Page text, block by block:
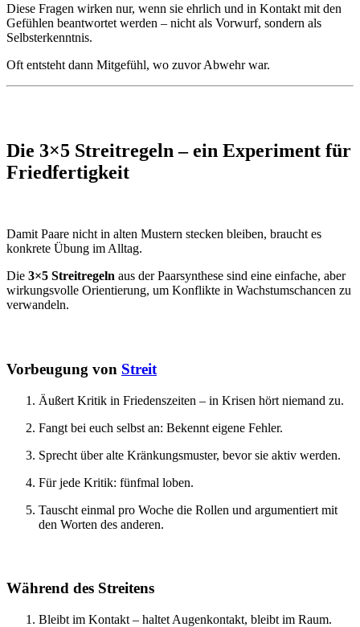
Diese Fragen wirken nur, wenn sie ehrlich und in Kontakt mit den
Gefühlen beantwortet werden – nicht als Vorwurf, sondern als
Selbsterkenntnis.
Oft entsteht dann Mitgefühl, wo zuvor Abwehr war.
Die 3×5 Streitregeln – ein Experiment für
Friedfertigkeit
Damit Paare nicht in alten Mustern stecken bleiben, braucht es
konkrete Übung im Alltag.
Die 3×5 Streitregeln aus der Paarsynthese sind eine einfache, aber
wirkungsvolle Orientierung, um Konflikte in Wachstumschancen zu
verwandeln.
Vorbeugung von Streit
Äußert Kritik in Friedenszeiten – in Krisen hört niemand zu.
Fangt bei euch selbst an: Bekennt eigene Fehler.
Sprecht über alte Kränkungsmuster, bevor sie aktiv werden.
Für jede Kritik: fünfmal loben.
Tauscht einmal pro Woche die Rollen und argumentiert mit
den Worten des anderen.
Während des Streitens
Bleibt im Kontakt – haltet Augenkontakt, bleibt im Raum.